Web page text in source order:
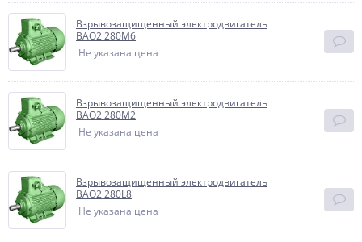
Взрывозащищенный электродвигатель
BAO2 280M6
Не указана цена
Взрывозащищенный электродвигатель
BAO2 280M2
Не указана цена
Взрывозащищенный электродвигатель
BAO2 280L8
Не указана цена